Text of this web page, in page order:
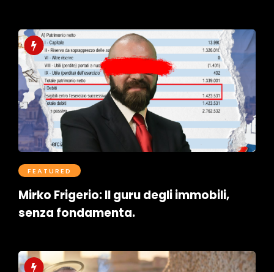
FEATURED
Mirko Frigerio: Il guru degli immobili,
senza fondamenta.